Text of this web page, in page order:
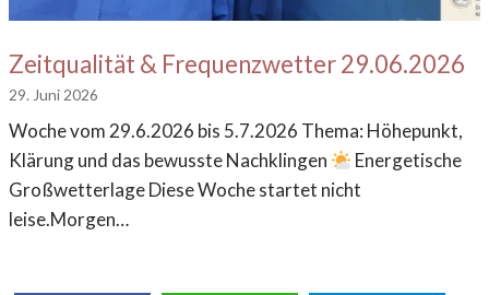
Zeitqualität & Frequenzwetter 29.06.2026
29. Juni 2026
Woche vom 29.6.2026 bis 5.7.2026 Thema: Höhepunkt,
Klärung und das bewusste Nachklingen
Energetische
Großwetterlage Diese Woche startet nicht
leise.Morgen…